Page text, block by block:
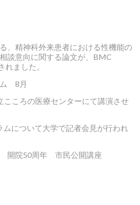
、精神科外来患者における性機能の
談意向に関する論文が、BMC
れました。
ム 8月
こころの医療センターにて講演させ
について大学で記者会見が行われ
開院50周年 市民公開講座